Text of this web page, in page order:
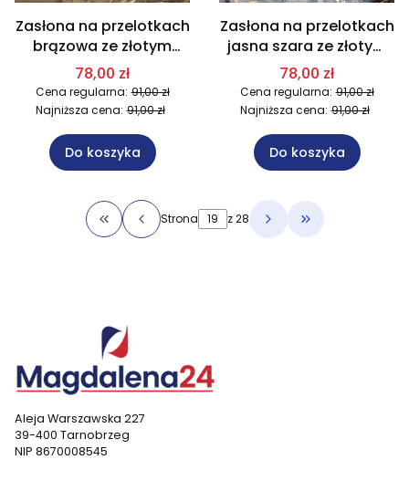
Zasłona na przelotkach
brązowa ze złotym
nadrukiem 140x250 cm
002/W10
78,00 zł
Cena regularna: 91,00 zł
Najniższa cena: 91,00 zł
Do koszyka
Zasłona na przelotkach
jasna szara ze złotym
nadrukiem 140x250 cm
005/W10
78,00 zł
Cena regularna: 91,00 zł
Najniższa cena: 91,00 zł
Do koszyka
Wróć do pierwszej strony z produktami
Strona z 28 Przejdź do
Aleja Warszawska 227
39-400 Tarnobrzeg
NIP 8670008545